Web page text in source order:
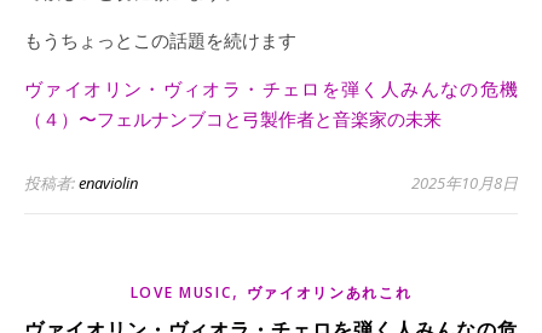
もうちょっとこの話題を続けます
ヴァイオリン・ヴィオラ・チェロを弾く人みんなの危機
（４）〜フェルナンブコと弓製作者と音楽家の未来
投稿者:enaviolin 2025年10月8日
LOVE MUSIC, ヴァイオリンあれこれ